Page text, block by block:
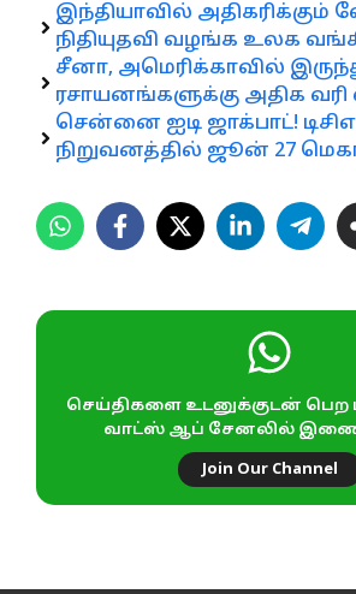
இந்தியாவில் அதிகரிக்கும்
நிதியுதவி வழங்க உலக
சீனா, அமெரிக்காவில்
ரசாயனங்களுக்கு அதிக வரி
சென்னை ஐடி ஜாக்பாட்!
நிறுவனத்தில் ஜூன் 27
செய்திகளை உடனுக்குடன்
வாட்ஸ் ஆப் சேனலில்
Join Our Channel